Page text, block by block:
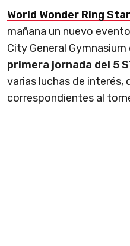
World Wonder Ring
mañana un nuevo
City General
primera jornada del 5
varias luchas de
correspondientes al